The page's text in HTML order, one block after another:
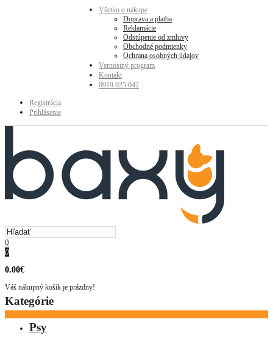
Všetko o nákupe
Doprava a platba
Reklamácie
Odstúpenie od zmluvy
Obchodné podmienky
Ochrana osobných údajov
Vernostný program
Kontakt
0919 025 042
Registrácia
Prihlásenie
0
0
0.00€
Váš nákupný košík je prázdny!
Kategórie
Psy